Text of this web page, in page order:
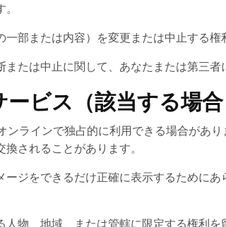
部または内容）を変更または中止する権
たは中止に関して、あなたまたは第三者
ビス（該当する場合
ラインで独占的に利用できる場合があ
されることがあります。
ジをできるだけ正確に表示するために
物、地域、または管轄に限定する権利